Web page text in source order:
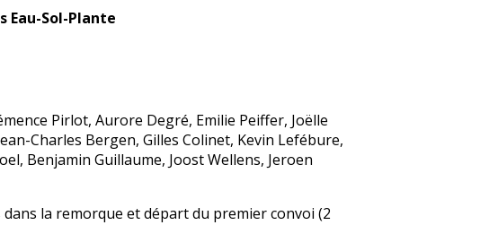
Eau-Sol-Plante
Pirlot, Aurore Degré, Emilie Peiffer, Joëlle
Charles Bergen, Gilles Colinet, Kevin Lefébure,
Benjamin Guillaume, Joost Wellens, Jeroen
la remorque et départ du premier convoi (2